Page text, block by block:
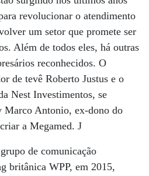
revolucionar o atendimento
um setor que promete ser
Além de todos eles, há outras
reconhecidos. O
de tevê Roberto Justus e o
Nest Investimentos, se
Marco Antonio, ex-dono do
a Megamed. J
de comunicação
britânica WPP, em 2015,